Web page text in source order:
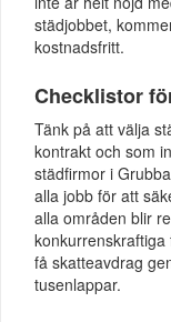
städjobbet,
kostnadsfritt.
Checklistor
Tänk på att välja
kontrakt och som
städfirmor i
alla jobb för att
alla områden blir
få skatteavdrag
tusenlappar.